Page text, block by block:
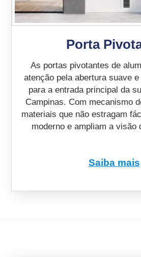
Porta
As portas pivotantes de
atenção pela abertura suave
para a entrada principal da
Campinas. Com mecanismo
materiais que não estragam
moderno e ampliam a visão
Saiba mais